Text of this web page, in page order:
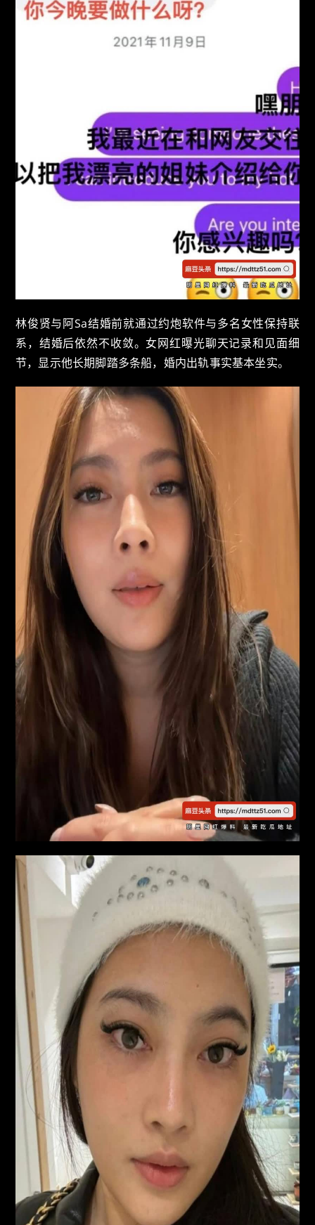
林俊贤与阿Sa结婚前就通过约炮软件与多名女性保持联
系，结婚后依然不收敛。女网红曝光聊天记录和见面细
节，显示他长期脚踏多条船，婚内出轨事实基本坐实。